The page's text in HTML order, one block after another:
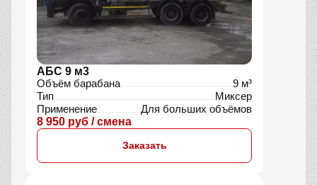
АБС 9 м3
Объём барабана
9 м³
Тип
Миксер
Применение
Для больших объёмов
8 950 руб / смена
Заказать